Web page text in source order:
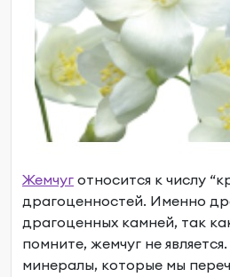
Жемчуг относится к числу
драгоценностей. Именно
драгоценных камней, так
помните, жемчуг не
минералы, которые мы